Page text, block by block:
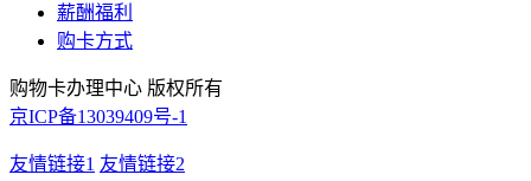
薪酬福利
购卡方式
购物卡办理中心 版权所有
京ICP备13039409号-1
友情链接1 友情链接2